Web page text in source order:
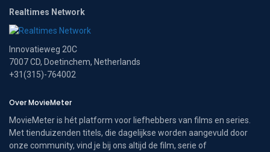
Realtimes Network
Innovatieweg 20C
7007 CD, Doetinchem, Netherlands
+31(315)-764002
Over MovieMeter
MovieMeter is hét platform voor liefhebbers van films en series.
Met tienduizenden titels, die dagelijkse worden aangevuld door
onze community, vind je bij ons altijd de film, serie of